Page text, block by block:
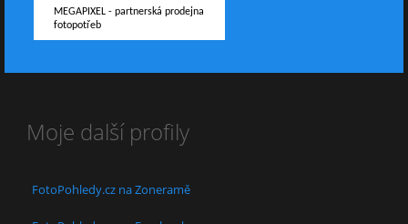
MEGAPIXEL - partnerská prodejna
fotopotřeb
Moje další profily
FotoPohledy.cz na Zoneramě